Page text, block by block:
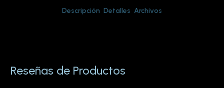
Descripción Detalles Archivos
Reseñas de Productos